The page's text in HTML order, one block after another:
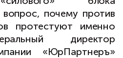
вопрос, почему против
протестуют именно
директор
«ЮрПартнеръ»